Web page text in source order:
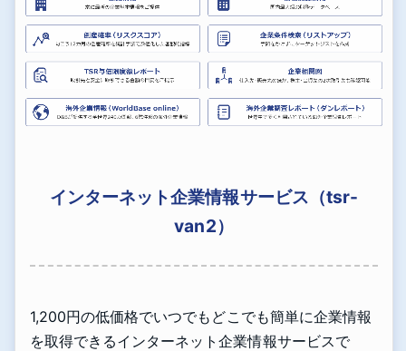
インターネット企業情報サービス（tsr-
van2）
1,200円の低価格でいつでもどこでも簡単に企業情報
を取得できるインターネット企業情報サービスで